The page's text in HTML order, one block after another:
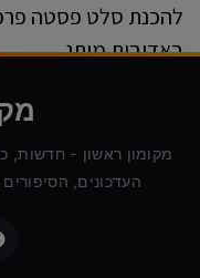
להכנת סלט פסטה
באדיבות מותג
מקומון ראשון - חדשות,
העדכונים,